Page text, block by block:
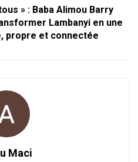
» : Baba Alimou Barry
Lambanyi en une
propre et connectée
Maci